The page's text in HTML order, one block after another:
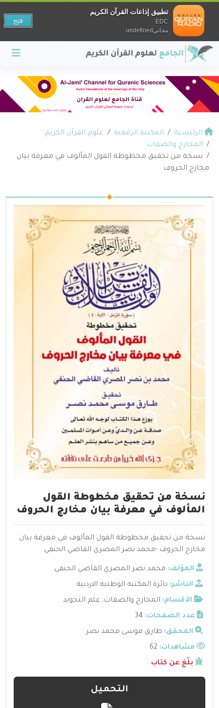
الرئيسية المكتبة الرقمية
علوم القرآن الكريم
المخارج والصفات
نسخة من تحقيق مخطوطة القول المألوف في معرفة بيان
مخارج الحروف
نسخة من تحقيق مخطوطة القول
المألوف في معرفة بيان مخارج الحروف
نسخة من تحقيق مخطوطة القول المألوف في معرفة بيان
مخارج الحروف -محمد نصر المصري القاضي الحنفي .
المؤلف: محمد نصر المصري القاضي الحنفي
الناشر: دائرة المكتبه الوطنيه الاردنية
الأقسام: المخارج والصفات, علم التجويد
عدد الصفحات: 34
المحقق: طارق موسى محمد نصر
مشاهدات:
بلّغ عن كتاب
التحميل
تطبيق إذاعات القرآن الكريم
EDC
مجانيundefined
فتح